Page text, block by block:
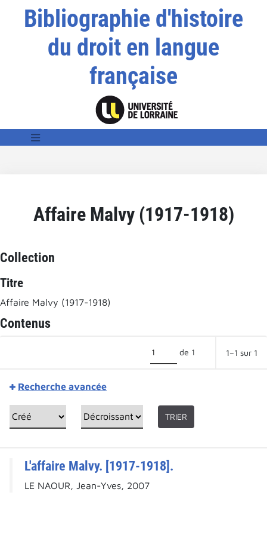
Bibliographie d'histoire
du droit en langue
française
Affaire Malvy (1917-1918)
Collection
Titre
Affaire Malvy (1917-1918)
Contenus
de 1 1–1 sur 1
Recherche avancée
TRIER
L'affaire Malvy. [1917-1918].
LE NAOUR, Jean-Yves, 2007